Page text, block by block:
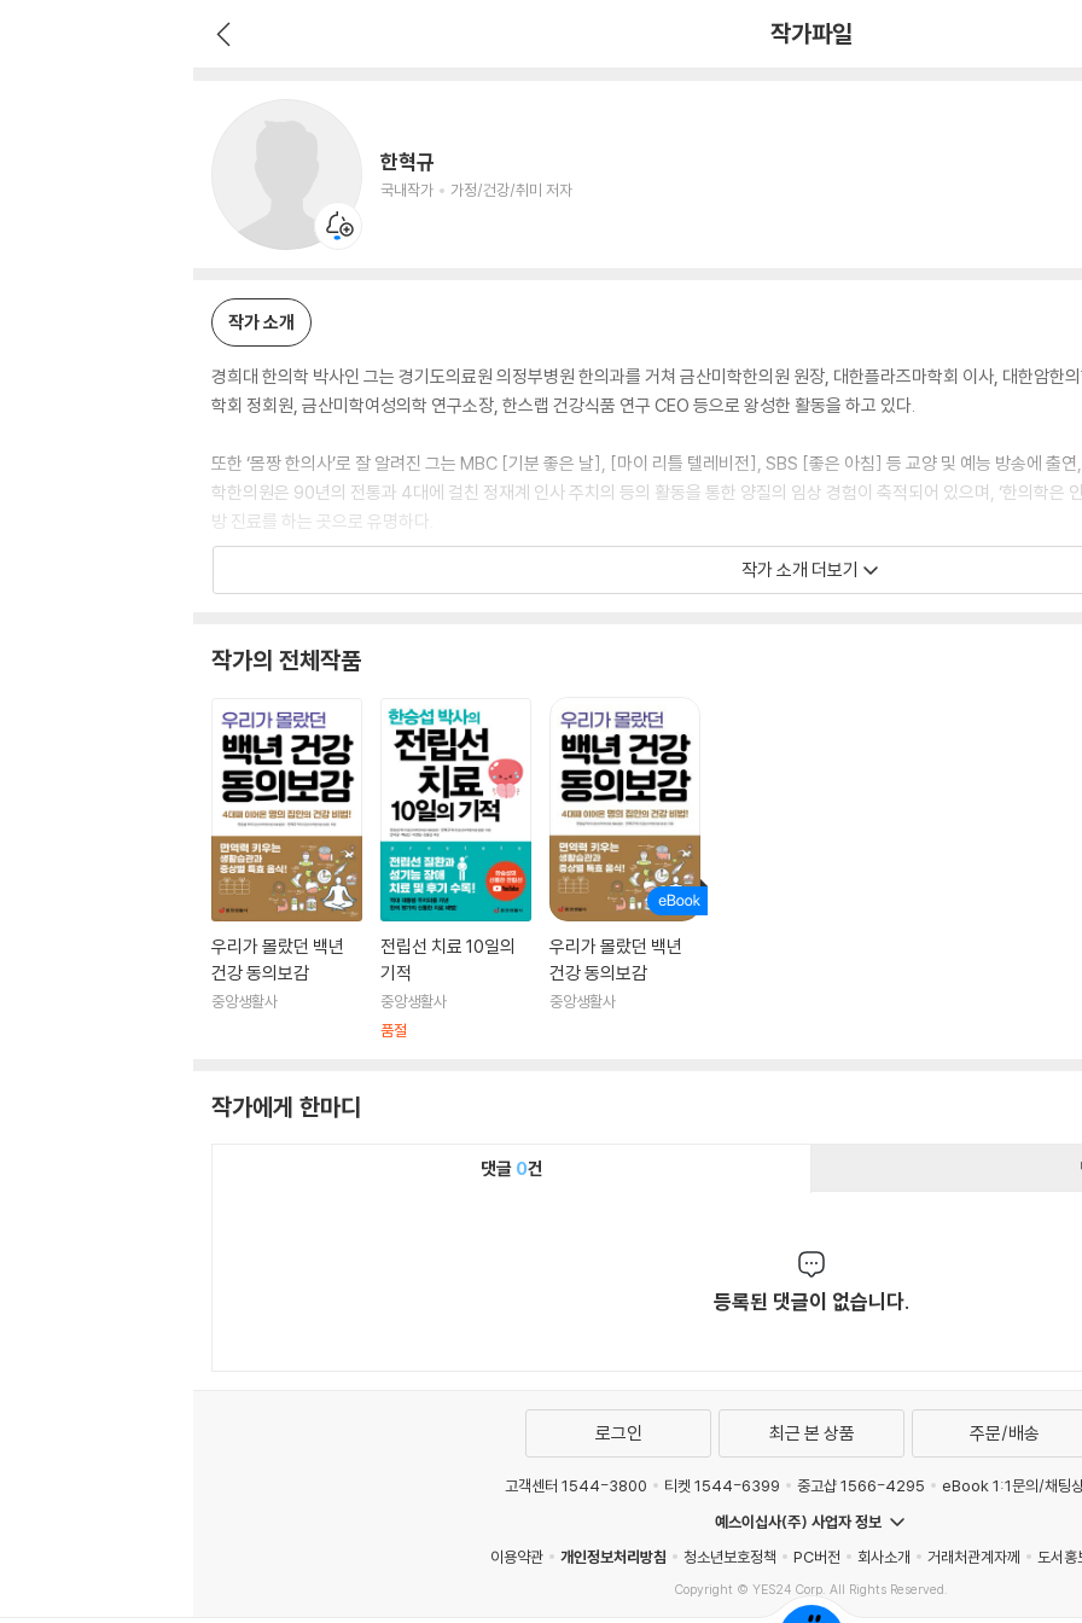
작가파일
한혁규
국내작가 가정/건강/취미 저자
작가 소개
경희대 한의학 박사인 그는 경기도의료원 의정부병원 한의과를 거쳐 금산미학한의원 원장, 대한플라즈마학회 이사, 대한암한
학회 정회원, 금산미학여성의학 연구소장, 한스랩 건강식품 연구 CEO 등으로 왕성한 활동을 하고 있다.
또한 ‘몸짱 한의사’로 잘 알려진 그는 MBC [기분 좋은 날], [마이 리틀 텔레비전], SBS [좋은 아침] 등 교양 및 예능 방송에 출
학한의원은 90년의 전통과 4대에 걸친 정재계 인사 주치의 등의 활동을 통한 양질의 임상 경험이 축적되어 있으며, ‘한의학은
방 진료를 하는 곳으로 유명하다.
저서로는 『우리가 몰랐던 백년 건강 동의보감』, 『한승섭 박사의 전립선 치료 10일의 기적』 등이 있다.
작가 소개 더보기
작가의 전체작품
우리가 몰랐던 백년
건강 동의보감
중앙생활사
전립선 치료 10일의
기적
중앙생활사
품절
우리가 몰랐던 백년
건강 동의보감
중앙생활사
작가에게 한마디
댓글 0건
등록된 댓글이 없습니다.
로그인 최근 본 상품 주문/배송
고객센터 1544-3800 티켓 1544-6399 중고샵 1566-4295
eBook 1:1문의/채팅
예스이십사(주) 사업자 정보
이용약관
개인정보처리방침 청소년보호정책 PC버전 회사소개 거래처관계자께 도서홍
Copyright © YES24 Corp. All Rights Reserved.